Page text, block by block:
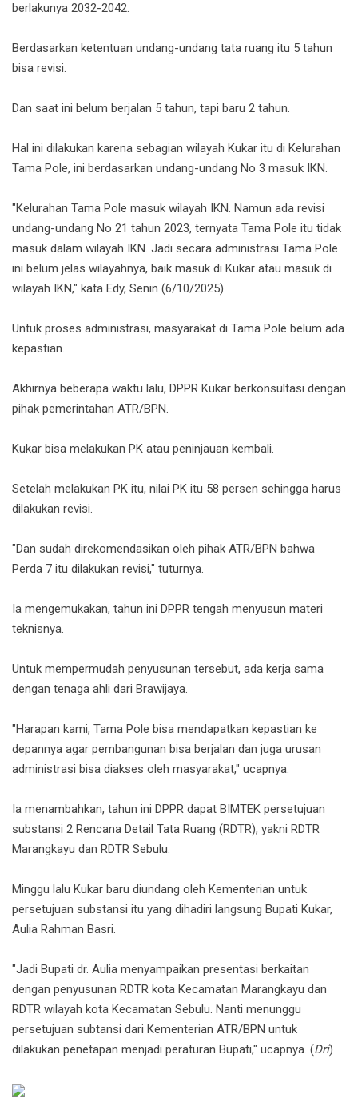
berlakunya 2032-2042.
Berdasarkan ketentuan undang-undang tata ruang itu 5 tahun
bisa revisi.
Dan saat ini belum berjalan 5 tahun, tapi baru 2 tahun.
Hal ini dilakukan karena sebagian wilayah Kukar itu di Kelurahan
Tama Pole, ini berdasarkan undang-undang No 3 masuk IKN.
"Kelurahan Tama Pole masuk wilayah IKN. Namun ada revisi
undang-undang No 21 tahun 2023, ternyata Tama Pole itu tidak
masuk dalam wilayah IKN. Jadi secara administrasi Tama Pole
ini belum jelas wilayahnya, baik masuk di Kukar atau masuk di
wilayah IKN," kata Edy, Senin (6/10/2025).
Untuk proses administrasi, masyarakat di Tama Pole belum ada
kepastian.
Akhirnya beberapa waktu lalu, DPPR Kukar berkonsultasi dengan
pihak pemerintahan ATR/BPN.
Kukar bisa melakukan PK atau peninjauan kembali.
Setelah melakukan PK itu, nilai PK itu 58 persen sehingga harus
dilakukan revisi.
"Dan sudah direkomendasikan oleh pihak ATR/BPN bahwa
Perda 7 itu dilakukan revisi," tuturnya.
Ia mengemukakan, tahun ini DPPR tengah menyusun materi
teknisnya.
Untuk mempermudah penyusunan tersebut, ada kerja sama
dengan tenaga ahli dari Brawijaya.
"Harapan kami, Tama Pole bisa mendapatkan kepastian ke
depannya agar pembangunan bisa berjalan dan juga urusan
administrasi bisa diakses oleh masyarakat," ucapnya.
Ia menambahkan, tahun ini DPPR dapat BIMTEK persetujuan
substansi 2 Rencana Detail Tata Ruang (RDTR), yakni RDTR
Marangkayu dan RDTR Sebulu.
Minggu lalu Kukar baru diundang oleh Kementerian untuk
persetujuan substansi itu yang dihadiri langsung Bupati Kukar,
Aulia Rahman Basri.
"Jadi Bupati dr. Aulia menyampaikan presentasi berkaitan
dengan penyusunan RDTR kota Kecamatan Marangkayu dan
RDTR wilayah kota Kecamatan Sebulu. Nanti menunggu
persetujuan subtansi dari Kementerian ATR/BPN untuk
dilakukan penetapan menjadi peraturan Bupati," ucapnya. (Dri)